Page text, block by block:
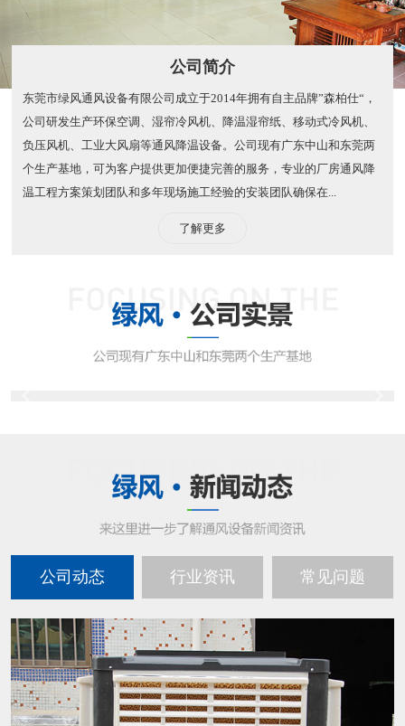
公司简介
东莞市绿风通风设备有限公司成立于2014年拥有自主品牌”森柏仕“，
公司研发生产环保空调、湿帘冷风机、降温湿帘纸、移动式冷风机、
负压风机、工业大风扇等通风降温设备。公司现有广东中山和东莞两
个生产基地，可为客户提供更加便捷完善的服务，专业的厂房通风降
温工程方案策划团队和多年现场施工经验的安装团队确保在...
了解更多
公司动态 行业资讯 常见问题